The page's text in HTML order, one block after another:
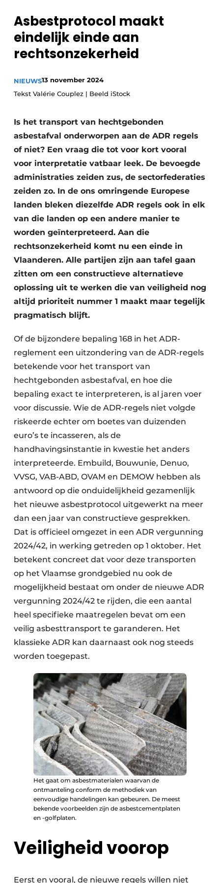
Vacature aanmelden
Vacatures
Video’s
Kranen
Recyclinginstallaties
Detectieapparatuur
Persen
Uitrustingsstukken
Shredders
Transportbanden
Zeven & Brekers
Bedrijfsafval
Bouw & Sloopafval
Elektronisch Afval
Glasrecyclage
Houtafval
Kunststofafval
Medisch afval
Metaalrecyclage
Papierafval
Textielrecyclage
Asbestprotocol maakt
eindelijk einde aan
rechtsonzekerheid
NIEUWS13 november 2024
Tekst Valérie Couplez | Beeld iStock
Is het transport van hechtgebonden
asbestafval onderworpen aan de ADR regels
of niet? Een vraag die tot voor kort vooral
voor interpretatie vatbaar leek. De bevoegde
administraties zeiden zus, de sectorfederaties
zeiden zo. In de ons omringende Europese
landen bleken diezelfde ADR regels ook in elk
van die landen op een andere manier te
worden geïnterpreteerd. Aan die
rechtsonzekerheid komt nu een einde in
Vlaanderen. Alle partijen zijn aan tafel gaan
zitten om een constructieve alternatieve
oplossing uit te werken die van veiligheid nog
altijd prioriteit nummer 1 maakt maar tegelijk
pragmatisch blijft.
Of de bijzondere bepaling 168 in het ADR-
reglement een uitzondering van de ADR-regels
betekende voor het transport van
hechtgebonden asbestafval, en hoe die
bepaling exact te interpreteren, is al jaren voer
voor discussie. Wie de ADR-regels niet volgde
riskeerde echter om boetes van duizenden
euro’s te incasseren, als de
handhavingsinstantie in kwestie het anders
interpreteerde. Embuild, Bouwunie, Denuo,
VVSG, VAB-ABD, OVAM en DEMOW hebben als
antwoord op die onduidelijkheid gezamenlijk
het nieuwe asbestprotocol uitgewerkt na meer
dan een jaar van constructieve gesprekken.
Dat is officieel omgezet in een ADR vergunning
2024/42, in werking getreden op 1 oktober. Het
betekent concreet dat voor deze transporten
op het Vlaamse grondgebied nu ook de
mogelijkheid bestaat om onder de nieuwe ADR
vergunning 2024/42 te rijden, die een aantal
heel specifieke maatregelen bevat om een
veilig asbesttransport te garanderen. Het
klassieke ADR kan daarnaast ook nog steeds
worden toegepast.
Het gaat om asbestmaterialen waarvan de
ontmanteling conform de methodiek van
eenvoudige handelingen kan gebeuren. De meest
bekende voorbeelden zijn de asbestcementplaten
en -golfplaten.
Veiligheid voorop
Eerst en vooral, de nieuwe regels willen niet